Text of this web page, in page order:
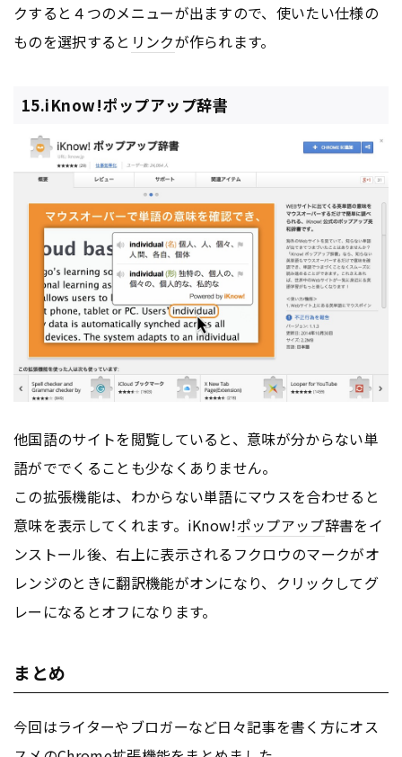
クすると４つのメニューが出ますので、使いたい仕様の
ものを選択すると リンクが作られます。
15.iKnow!ポップアップ辞書
他国語のサイトを閲覧していると、意味が分からない単
語がででくることも少なくありません。
この拡張機能は、わからない単語にマウスを合わせると
意味を表示してくれます。iKnow!ポップアップ辞書をイ
ンストール後、右上に表示されるフクロウのマークがオ
レンジのときに翻訳機能がオンになり、クリックしてグ
レーになるとオフになります。
まとめ
今回はライターやブロガーなど日々記事を書く方にオス